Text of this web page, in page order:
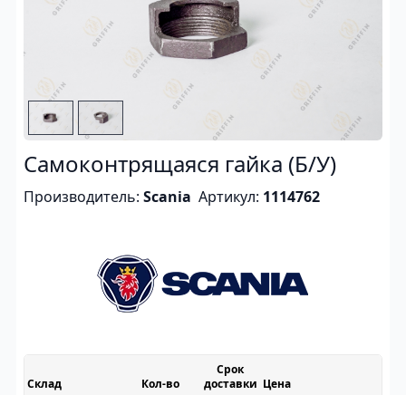
Самоконтрящаяся гайка (Б/У)
Производитель: Scania Артикул: 1114762
Склад
Срок
доставки Цена